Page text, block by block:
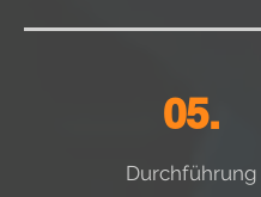
05.
Durchführung